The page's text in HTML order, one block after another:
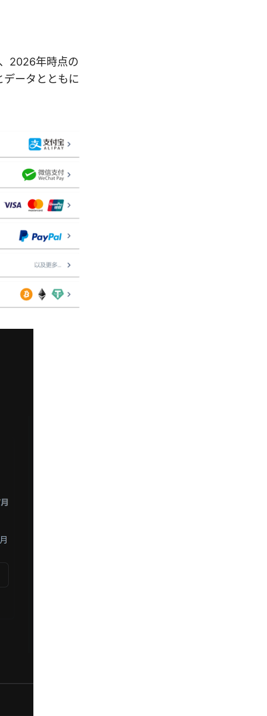
2026年時点の
データとともに